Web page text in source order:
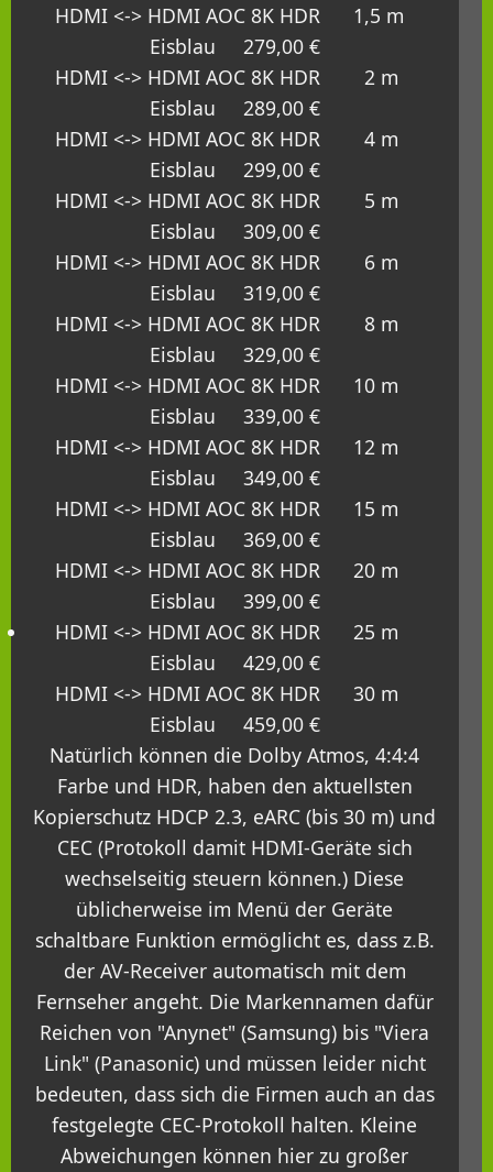
HDMI <-> HDMI AOC 8K HDR 1,5 m
Eisblau 279,00 €
HDMI <-> HDMI AOC 8K HDR 2 m
Eisblau 289,00 €
HDMI <-> HDMI AOC 8K HDR 4 m
Eisblau 299,00 €
HDMI <-> HDMI AOC 8K HDR 5 m
Eisblau 309,00 €
HDMI <-> HDMI AOC 8K HDR 6 m
Eisblau 319,00 €
HDMI <-> HDMI AOC 8K HDR 8 m
Eisblau 329,00 €
HDMI <-> HDMI AOC 8K HDR 10 m
Eisblau 339,00 €
HDMI <-> HDMI AOC 8K HDR 12 m
Eisblau 349,00 €
HDMI <-> HDMI AOC 8K HDR 15 m
Eisblau 369,00 €
HDMI <-> HDMI AOC 8K HDR 20 m
Eisblau 399,00 €
HDMI <-> HDMI AOC 8K HDR 25 m
Eisblau 429,00 €
HDMI <-> HDMI AOC 8K HDR 30 m
Eisblau 459,00 €
Natürlich können die Dolby Atmos, 4:4:4
Farbe und HDR, haben den aktuellsten
Kopierschutz HDCP 2.3, eARC (bis 30 m) und
CEC (Protokoll damit HDMI-Geräte sich
wechselseitig steuern können.) Diese
üblicherweise im Menü der Geräte
schaltbare Funktion ermöglicht es, dass z.B.
der AV-Receiver automatisch mit dem
Fernseher angeht. Die Markennamen dafür
Reichen von "Anynet" (Samsung) bis "Viera
Link" (Panasonic) und müssen leider nicht
bedeuten, dass sich die Firmen auch an das
festgelegte CEC-Protokoll halten. Kleine
Abweichungen können hier zu großer